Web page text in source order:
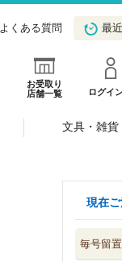
よくある質問 最
お受取り
店舗一覧
ログイ
文具・雑貨
現在
毎号留